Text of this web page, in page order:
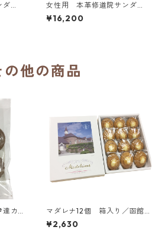
ダ
・
女性用 本革修道院サンダ
ル スコラスチカ（ナチュラ
ル）SCHOLASTIQUE／フラン
¥16,200
の他の商品
達カ
マダレナ12個 箱入り／函館
トラピスチヌ修道院 天使園
¥2,630